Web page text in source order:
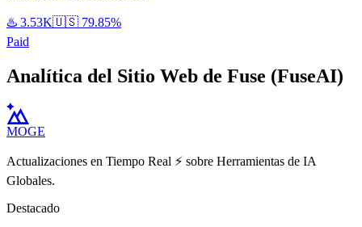
♨️ 3.53K🇺🇸 79.85%
Paid
Analítica del Sitio Web de Fuse (FuseAI)
MOGE
Actualizaciones en Tiempo Real ⚡️ sobre Herramientas de IA
Globales.
Destacado